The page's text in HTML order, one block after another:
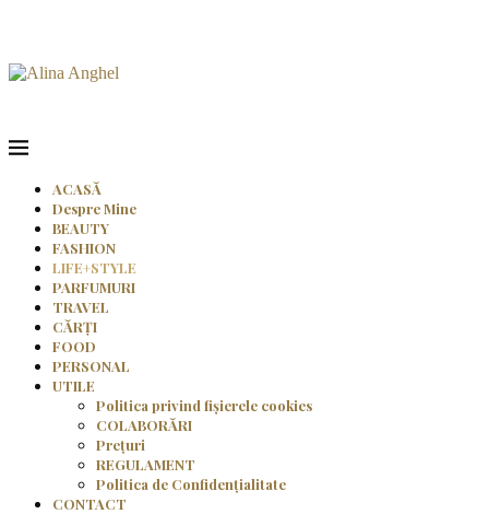
ACASĂ
Despre Mine
BEAUTY
FASHION
LIFE+STYLE
PARFUMURI
TRAVEL
CĂRȚI
FOOD
PERSONAL
UTILE
Politica privind fișierele cookies
COLABORĂRI
Prețuri
REGULAMENT
Politica de Confidențialitate
CONTACT